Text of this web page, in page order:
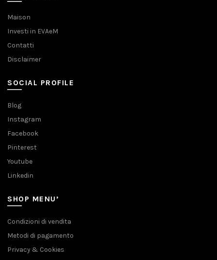
Maison
Investi in EVAeM
Contatti
Disclaimer
SOCIAL PROFILE
Blog
Instagram
Facebook
Pinterest
Youtube
Linkedin
SHOP MENU’
Condizioni di vendita
Metodi di pagamento
Privacy & Cookies